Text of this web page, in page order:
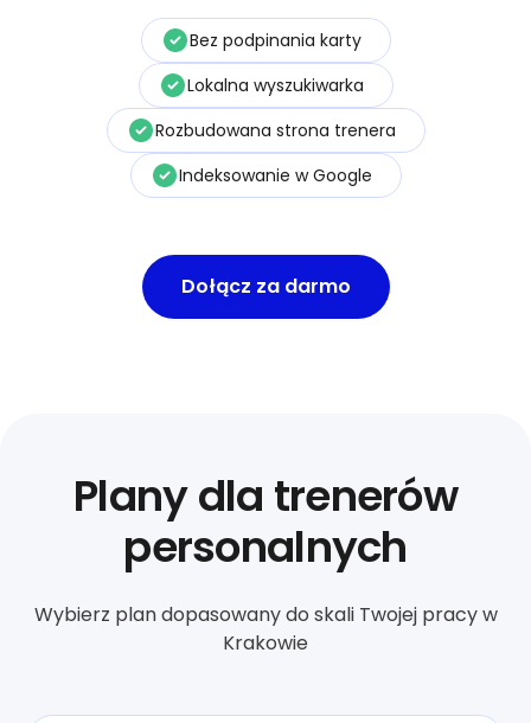
Bez podpinania karty
Lokalna wyszukiwarka
Rozbudowana strona trenera
Indeksowanie w Google
Dołącz za darmo
Plany dla trenerów
personalnych
Wybierz plan dopasowany do skali Twojej pracy w
Krakowie